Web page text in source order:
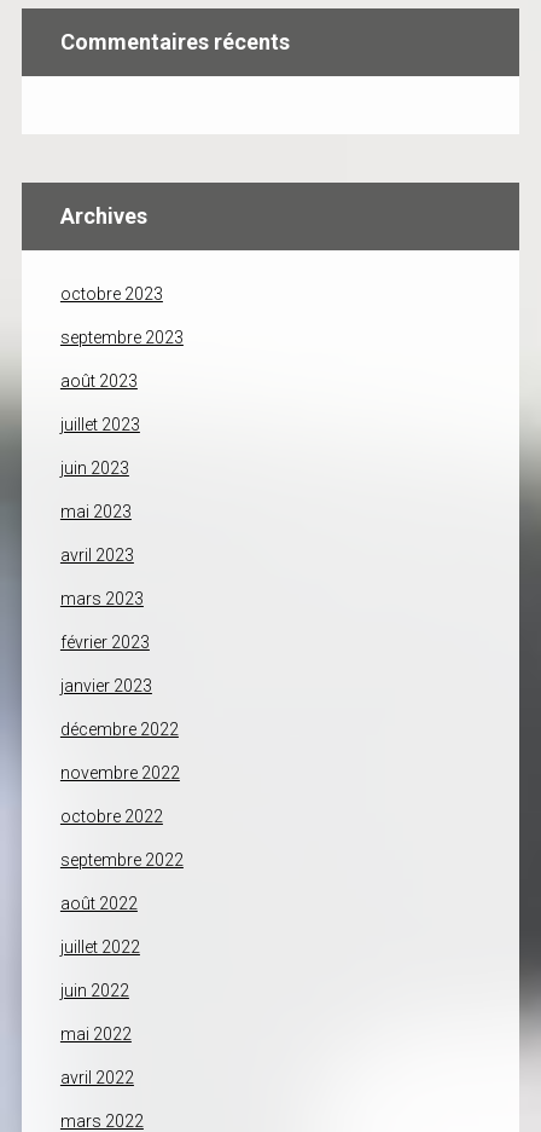
Commentaires récents
Archives
octobre 2023
septembre 2023
août 2023
juillet 2023
juin 2023
mai 2023
avril 2023
mars 2023
février 2023
janvier 2023
décembre 2022
novembre 2022
octobre 2022
septembre 2022
août 2022
juillet 2022
juin 2022
mai 2022
avril 2022
mars 2022